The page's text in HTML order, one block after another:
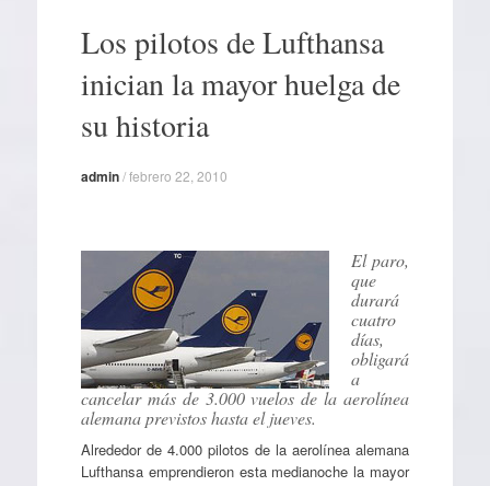
contenidoLos pilotos de Lufthansa
inician la mayor huelga de
su historia
admin/febrero 22, 2010
El paro,
que
durará
cuatro
días,
obligará
a
cancelar más de 3.000 vuelos de la aerolínea
alemana previstos hasta el jueves.
Alrededor de 4.000 pilotos de la aerolínea alemana
Lufthansa emprendieron esta medianoche la mayor